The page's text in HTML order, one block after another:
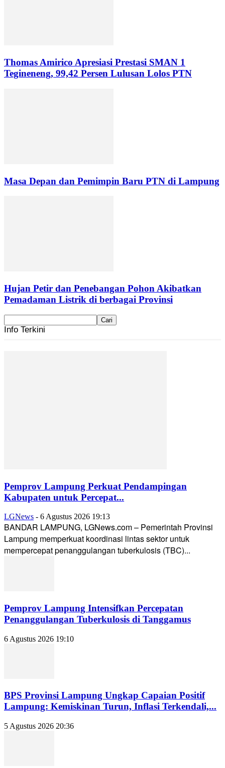
Thomas Amirico Apresiasi Prestasi SMAN 1
Tegineneng, 99,42 Persen Lulusan Lolos PTN
Masa Depan dan Pemimpin Baru PTN di Lampung
Hujan Petir dan Penebangan Pohon Akibatkan
Pemadaman Listrik di berbagai Provinsi
Info Terkini
Pemprov Lampung Perkuat Pendampingan
Kabupaten untuk Percepat...
LGNews - 6 Agustus 2026 19:13
BANDAR LAMPUNG, LGNews.com – Pemerintah Provinsi
Lampung memperkuat koordinasi lintas sektor untuk
mempercepat penanggulangan tuberkulosis (TBC)...
Pemprov Lampung Intensifkan Percepatan
Penanggulangan Tuberkulosis di Tanggamus
6 Agustus 2026 19:10
BPS Provinsi Lampung Ungkap Capaian Positif
Lampung: Kemiskinan Turun, Inflasi Terkendali,...
5 Agustus 2026 20:36